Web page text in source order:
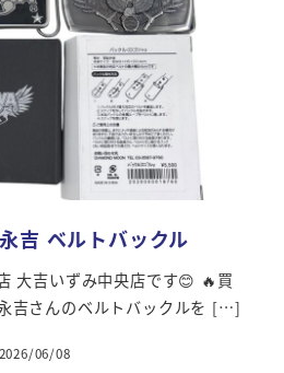
吉 ベルトバックル
大吉いずみ中央店です😊 🔥買
吉さんのベルトバックルを […]
2026/06/08